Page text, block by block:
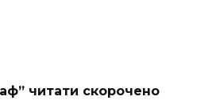
читати скорочено